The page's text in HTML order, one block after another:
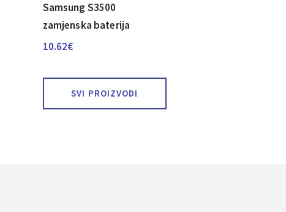
Samsung S3500
zamjenska baterija
10.62€
SVI PROIZVODI